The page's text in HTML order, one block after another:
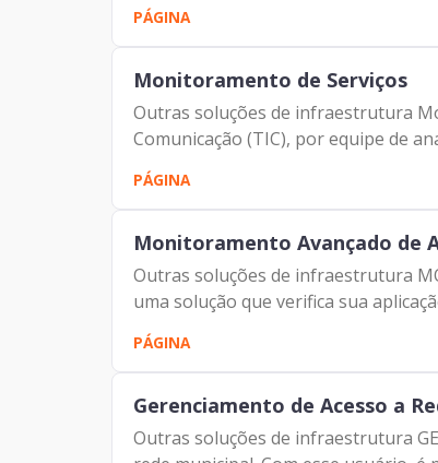
PÁGINA
Monitoramento de Serviços
Outras soluções de infraestrutura
Comunicação (TIC), por equipe de
PÁGINA
Monitoramento Avançado de
Outras soluções de infraestrutura
uma solução que verifica sua
PÁGINA
Gerenciamento de Acesso a
Outras soluções de infraestrutura